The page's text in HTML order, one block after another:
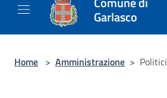
Garlasco
Home > Amministrazione > Politici